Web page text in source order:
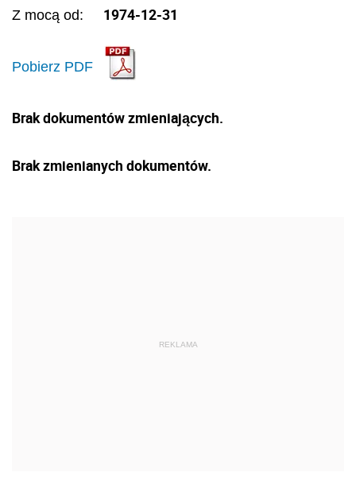
Z mocą od: 1974-12-31
Pobierz PDF
Brak dokumentów zmieniających.
Brak zmienianych dokumentów.